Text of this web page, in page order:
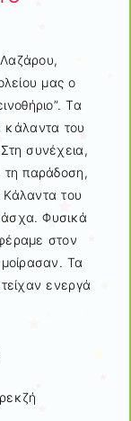
μας ο
Τα
κάλαντα του
συνέχεια,
τη παράδοση,
Κάλαντα του
Φυσικά
στον
Τα
ενεργά